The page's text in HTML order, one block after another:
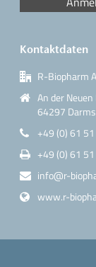
Kontaktdaten
R-Biopharm
An der
64297
+49 (0) 61
+49 (0) 61
info@r-
www.r-